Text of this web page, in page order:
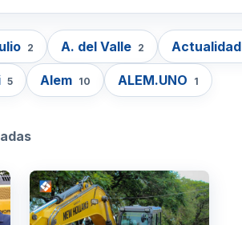
2 A. del Valle 2 Actualidad
5 Alem 10 ALEM.UNO 1